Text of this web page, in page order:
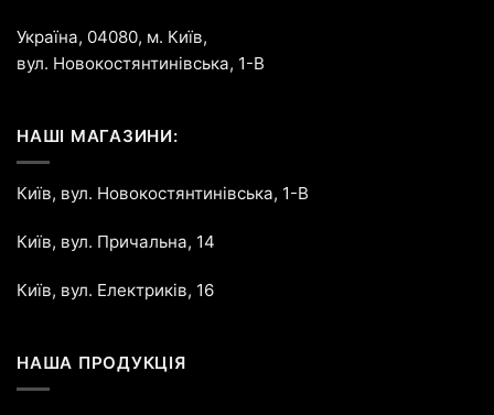
Україна, 04080, м. Київ,
вул. Новокостянтинівська, 1-В
НАШІ МАГАЗИНИ:
Київ, вул. Новокостянтинівська, 1-В
Київ, вул. Причальна, 14
Київ, вул. Електриків, 16
НАША ПРОДУКЦІЯ